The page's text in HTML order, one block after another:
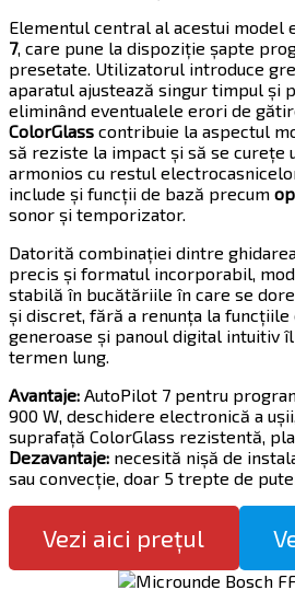
Elementul central al acestui model
7, care pune la dispoziție șapte
presetate. Utilizatorul introduce
aparatul ajustează singur timpul și
eliminând eventualele erori de
ColorGlass contribuie la aspectul
să reziste la impact și să se curețe
armonios cu restul
include și funcții de bază precum
sonor și temporizator.
Datorită combinației dintre
precis și formatul incorporabil,
stabilă în bucătăriile în care se
și discret, fără a renunța la funcțiile
generoase și panoul digital intuitiv
termen lung.
Avantaje: AutoPilot 7 pentru
900 W, deschidere electronică a
suprafață ColorGlass rezistentă,
Dezavantaje: necesită nișă de
sau convecție, doar 5 trepte de
Vezi aici prețul